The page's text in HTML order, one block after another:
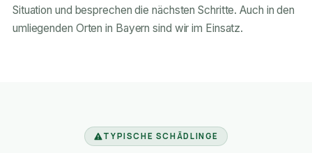
Situation und besprechen die nächsten Schritte. Auch in den
umliegenden Orten in Bayern sind wir im Einsatz.
TYPISCHE SCHÄDLINGE